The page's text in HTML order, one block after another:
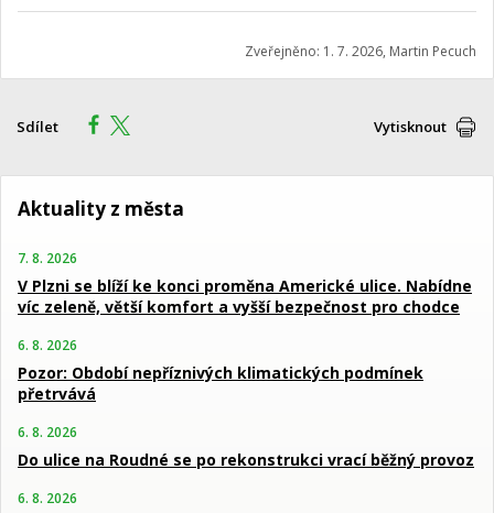
Zveřejněno: 1. 7. 2026, Martin Pecuch
Sdílet Vytisknout
Aktuality z města
7. 8. 2026
V Plzni se blíží ke konci proměna Americké ulice. Nabídne
víc zeleně, větší komfort a vyšší bezpečnost pro chodce
6. 8. 2026
Pozor: Období nepříznivých klimatických podmínek
přetrvává
6. 8. 2026
Do ulice na Roudné se po rekonstrukci vrací běžný provoz
6. 8. 2026